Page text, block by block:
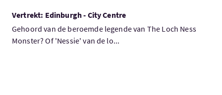
Vertrekt: Edinburgh - City Centre
Gehoord van de beroemde legende van The Loch Ness
Monster? Of 'Nessie' van de lo...